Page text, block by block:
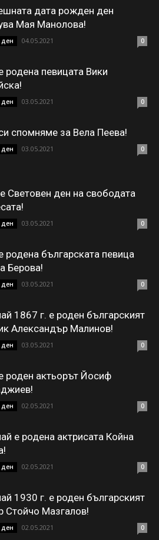
дата рожден ден
Мая Манолова!
ден 04.05.2021 0
родена певицата Вики
ден 03.05.2021 0
спомняме за Вела Пеева!
ден 03.05.2021 0
Световен ден на свободата
ден 03.05.2021 0
родена българската певица
Берова!
ден 03.05.2021 0
1867 г. е роден българският
Александър Малинов!
ден 03.05.2021 0
роден актьорът Йосиф
ден 02.05.2021 0
е родена актрисата Койна
ден 02.05.2021 0
1930 г. е роден българският
Стойчо Мазгалов!
ден 02.05.2021 0